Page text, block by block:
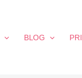
BLOG